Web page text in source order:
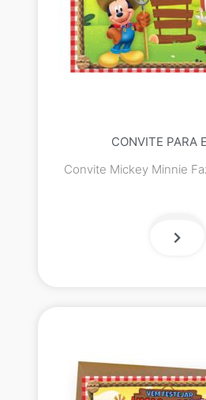
CONVITE PARA
Convite Mickey Minnie